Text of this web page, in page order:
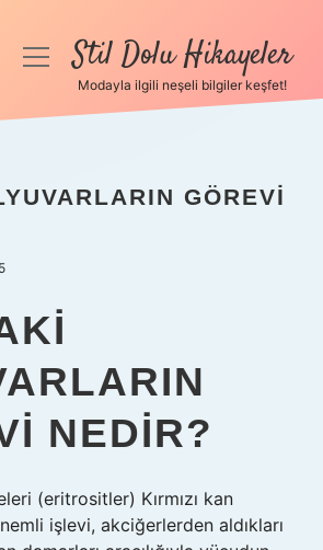
menüyüStil Dolu Hikayeler
Modayla ilgili neşeli bilgiler keşfet!
GÖREVI
NEDIR?
(eritrositler) Kırmızı kan
işlevi, akciğerlerden aldıkları